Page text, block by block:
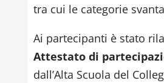
tra cui le categorie
Ai partecipanti è stato
Attestato di
dall’Alta Scuola del